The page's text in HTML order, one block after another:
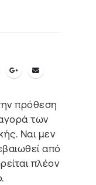
πρόθεση
των
Ναι μεν
από
πλέον